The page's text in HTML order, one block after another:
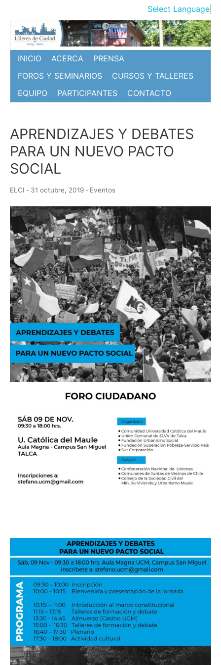
contenido
Select Language
INICIO ACERCA
PRENSA
FOROS Y SEMINARIOS
CURSOS Y TALLERES
EQUIPO
PARTICIPANTES CONTACTO
APRENDIZAJES Y DEBATES
PARA UN NUEVO PACTO
SOCIAL
ELCI - 31 octubre, 2019 - Eventos